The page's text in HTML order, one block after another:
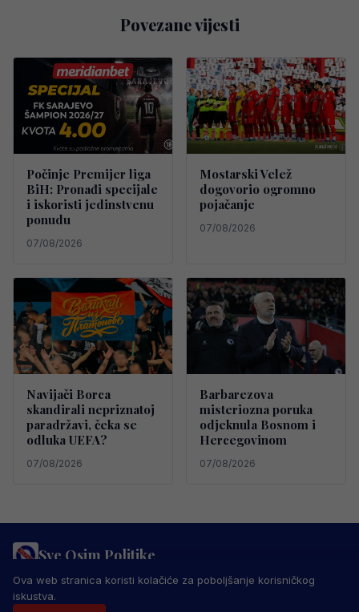
Povezane vijesti
Počinje Premijer liga
BiH: Pronađi specijale
i iskoristi jedinstvenu
ponudu
07/08/2026
Mostarski Velež
dogovorio ogromno
pojačanje
07/08/2026
Navijači Borca
skandirali nepriznatoj
paradržavi, čeka se
odluka UEFA?
07/08/2026
Barbarezova
misteriozna poruka
odjeknula Bosnom i
Hercegovinom
07/08/2026
Sve Osim Politike
PRAVILA PRIVATNOSTIMARKETING USLOVI KORIŠTENJA
IMPRESSUM
© 2026 Sve Osim Politike. Sva prava zadržana.
Ova web stranica koristi kolačiće za poboljšanje korisničkog
iskustva.